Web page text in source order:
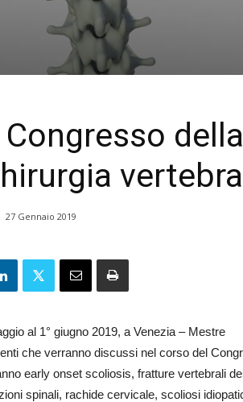
Congresso
27 Gennaio 2019
al 1° giugno 2019, a Venezia – Mestre
che verranno discussi nel corso del
early onset scoliosis, fratture vertebrali
spinali, rachide cervicale, scoliosi